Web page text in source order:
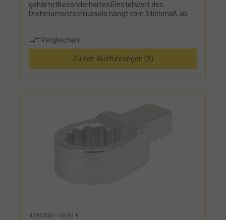
gehärtetBesonderheiten:Einstellwert des
Drehmomentschlüssels hängt vom Stichmaß ab
Vergleichen
Zu den Ausführungen (3)
4293430 - 49,03 €